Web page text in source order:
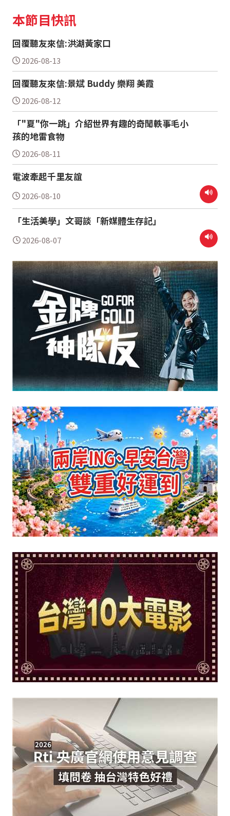
本節目快訊
回覆聽友來信:洪湖黃家口
2026-08-13
回覆聽友來信:景斌 Buddy 樂翔 美霞
2026-08-12
「"夏"你一跳」介紹世界有趣的奇聞軼事毛小
孩的地雷食物
2026-08-11
電波牽起千里友誼
2026-08-10
「生活美學」文哥談「新媒體生存記」
2026-08-07